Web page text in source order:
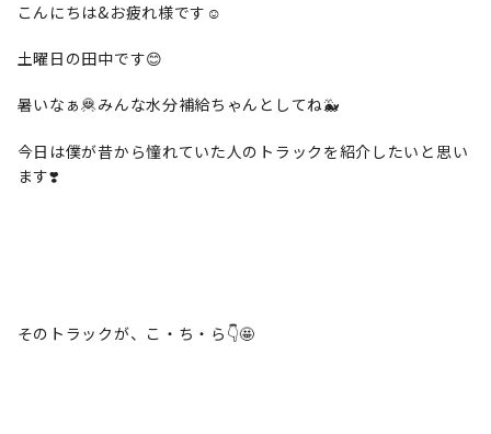
こんにちは&お疲れ様です☺️
土曜日の田中です😊
暑いなぁ🦧みんな水分補給ちゃんとしてね🐳
今日は僕が昔から憧れていた人のトラックを紹介したいと思い
ます❣️
そのトラックが、こ・ち・ら👇🤩